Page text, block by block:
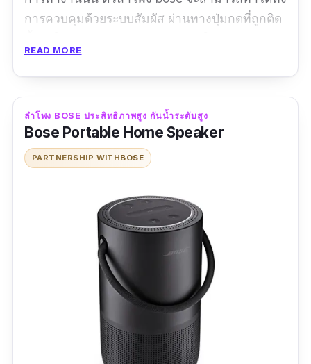
การควบคุมด้วยระบบสัมผัส ผ่านทางปุ่มกดที่ถูกติด
แอปพลิเคชันบนสมาร์ทโฟน ไปจนถึงการสั่งการ
ด้วยระบบเสียง ด้วยการใช้งาน Amazon Alexa
ภายในตัวเครื่องเลยทีเดียวครับ
ข้อมูลเฉพาะ
ขนาดสินค้า :8" H x 6.7" W x 4.3" D |
มาตรฐานการกันน้ำ : |ระยะเวลาการใช้งานต่อ
เวอร์ชั่น Bluetooth : Bluetooth 4.2
Boseเสียงดีเหมือนเดิมเลย ชอบมากกกกกค่า
ซื้อBoseตลอดเลย เบสแน่น เสียงแน่น ไม่ผิดหวังงง
ค่าาา เสียงดังเสียงดีมากก
READ MORE
ลำโพง BOSE ประสิทธิภาพสูง กันน้ำระดับสูง
Bose Portable Home Speaker
PARTNERSHIP WITHBOSE